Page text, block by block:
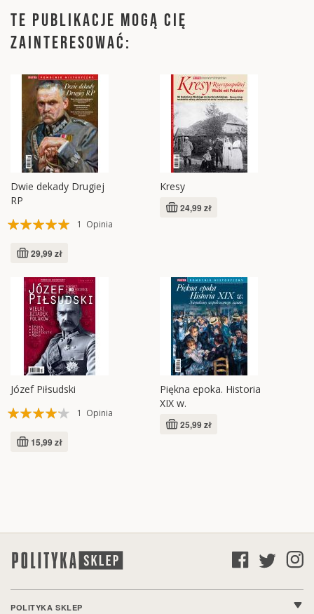
TE PUBLIKACJE MOGĄ CIĘ
ZAINTERESOWAĆ:
Dwie dekady Drugiej
RP
Ocena:
1 Opinia
29,99 zł
Kresy
24,99 zł
Józef Piłsudski
Ocena:
1 Opinia
15,99 zł
Piękna epoka. Historia
XIX w.
25,99 zł
POLITYKA SKLEP